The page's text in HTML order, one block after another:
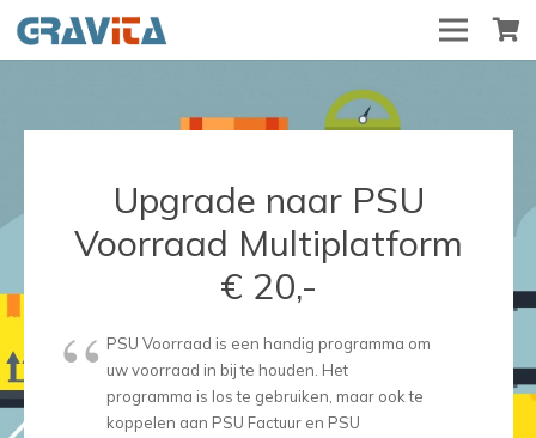
Upgrade naar PSU
Voorraad Multiplatform
€ 20,-
PSU Voorraad is een handig programma om
uw voorraad in bij te houden. Het
programma is los te gebruiken, maar ook te
koppelen aan PSU Factuur en PSU